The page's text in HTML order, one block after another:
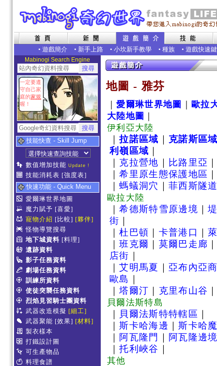
• 遊戲簡介 • 新手上路 • 小坎新手教學 • 種族 • 遊戲快速鍵
Mabinogi Search Engine
一定要遵
守自己家
庭的家規
喔！
技能快查 - Skill Jump
數值增加技能 Update !
技能消耗表 [強度表]
快速功能 - Quick Menu
愛爾琳世界地圖
魔力賦予 [喜愛]
寵物介紹 [比較] [夥伴]
怪物導覽搜尋
地下城資料 [料理]
遺跡資料
影子任務資料
劇場任務資料
訓練所資料
使徒突襲任務資料
烈焰見習騎士團資料
武器改造模擬 [細工]
武器聚能 [效果] [材料]
製衣樣本
打鐵設計圖
可生產物品
料理食譜
地圖 - 雅芬
｜愛爾琳世界地圖
歐拉
大陸地圖
伊利亞大陸
｜拉諾區域
克諾斯區
利嶺區域
克拉營地 比路里亞
｜希里原生態保護地區
｜螞蟻洞穴 ｜菲西斯隧
歐拉大陸
｜希德斯特雪原邊境 ｜
街
｜杜巴頓 卡普港口 ｜
｜班克爾 莫爾巴走廊
店街
｜艾明馬夏 ｜亞布內亞
歐島
｜塔爾汀 克里布山谷
貝爾法斯特島
貝爾法斯特特轄區
｜斯卡哈海邊 ｜斯卡哈
阿瓦隆門
阿瓦隆邊
｜托利峽谷
其他